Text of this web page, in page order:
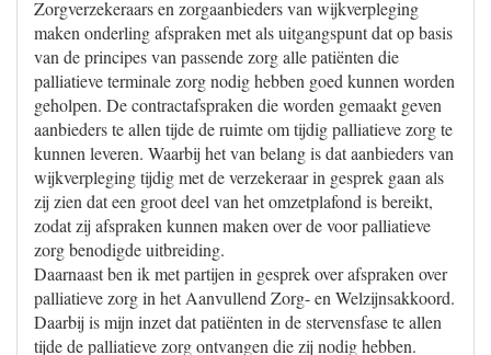
Zorgverzekeraars en zorgaanbieders van wijkverpleging
maken onderling afspraken met als uitgangspunt dat op basis
van de principes van passende zorg alle patiënten die
palliatieve terminale zorg nodig hebben goed kunnen worden
geholpen. De contractafspraken die worden gemaakt geven
aanbieders te allen tijde de ruimte om tijdig palliatieve zorg te
kunnen leveren. Waarbij het van belang is dat aanbieders van
wijkverpleging tijdig met de verzekeraar in gesprek gaan als
zij zien dat een groot deel van het omzetplafond is bereikt,
zodat zij afspraken kunnen maken over de voor palliatieve
zorg benodigde uitbreiding.
Daarnaast ben ik met partijen in gesprek over afspraken over
palliatieve zorg in het Aanvullend Zorg- en Welzijnsakkoord.
Daarbij is mijn inzet dat patiënten in de stervensfase te allen
tijde de palliatieve zorg ontvangen die zij nodig hebben.